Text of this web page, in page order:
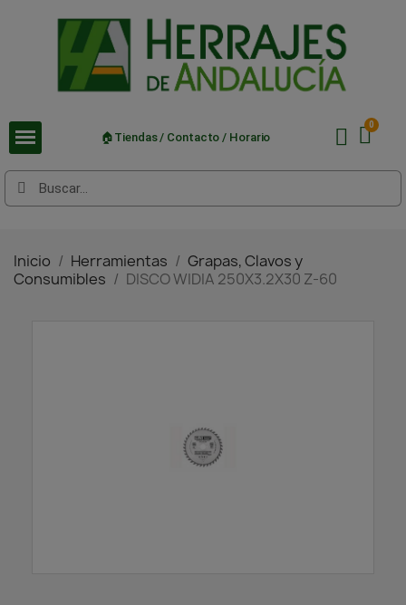
🏠Tiendas / Contacto / Horario
Inicio Herramientas
Grapas, Clavos y
Consumibles
DISCO WIDIA 250X3.2X30 Z-60